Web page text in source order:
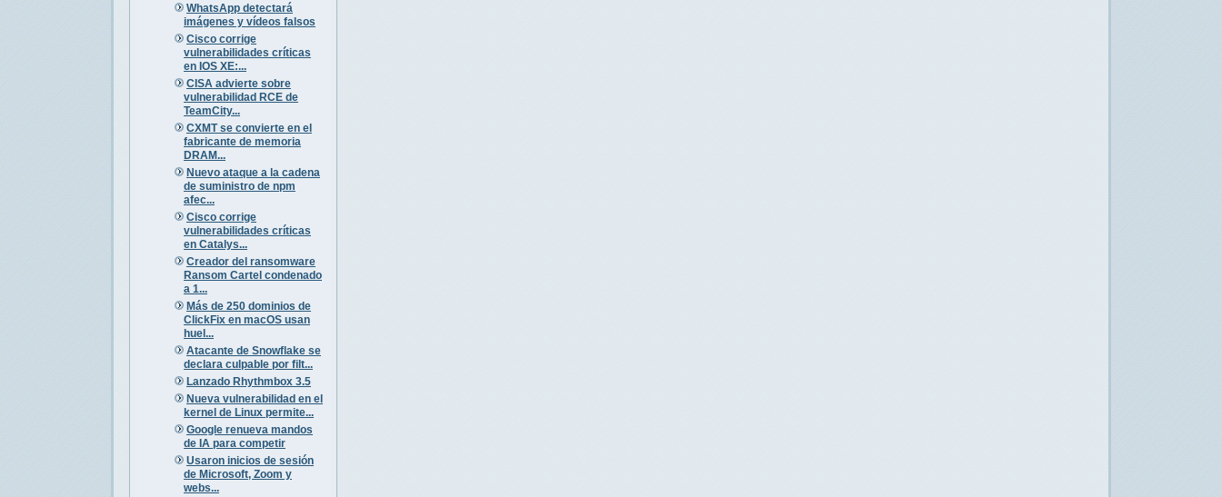
WhatsApp detectará
imágenes y vídeos falsos
Cisco corrige
vulnerabilidades críticas
en IOS XE:...
CISA advierte sobre
vulnerabilidad RCE de
TeamCity...
CXMT se convierte en el
fabricante de memoria
DRAM...
Nuevo ataque a la cadena
de suministro de npm
afec...
Cisco corrige
vulnerabilidades críticas
en Catalys...
Creador del ransomware
Ransom Cartel condenado
a 1...
Más de 250 dominios de
ClickFix en macOS usan
huel...
Atacante de Snowflake se
declara culpable por filt...
Lanzado Rhythmbox 3.5
Nueva vulnerabilidad en el
kernel de Linux permite...
Google renueva mandos
de IA para competir
Usaron inicios de sesión
de Microsoft, Zoom y
webs...